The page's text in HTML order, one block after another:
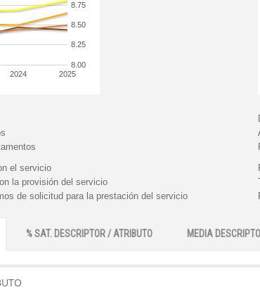
2024 2025
8.00
8.25
8.50
8.75
el servicio
la provisión del servicio
de solicitud para la prestación del servicio
% SAT. DESCRIPTOR / ATRIBUTO MEDIA